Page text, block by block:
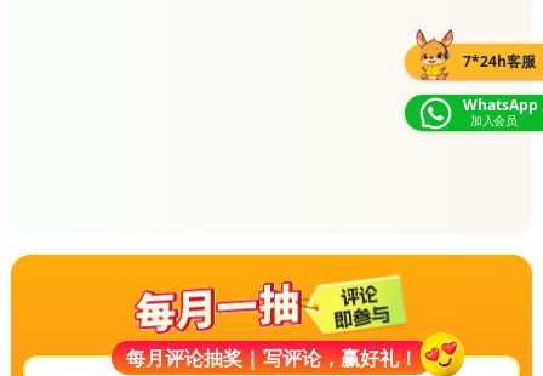
每月评论抽奖 | 写评论，赢好礼！
7*24h客服
WhatsApp
加入会员